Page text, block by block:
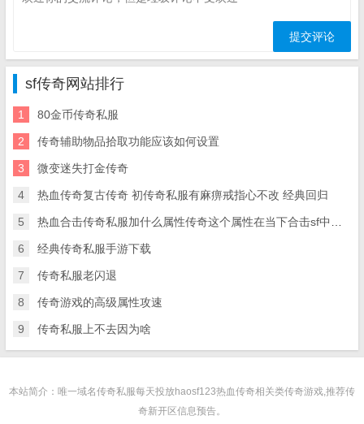
sf传奇网站排行
1 80金币传奇私服
2 传奇辅助物品拾取功能应该如何设置
3 微变迷失打金传奇
4 热血传奇复古传奇 初传奇私服有麻痹戒指心不改 经典回归
5 热血合击传奇私服加什么属性传奇这个属性在当下合击sf中大放光彩
6 经典传奇私服手游下载
7 传奇私服老闪退
8 传奇游戏的高级属性攻速
9 传奇私服上不去因为啥
本站简介：唯一域名传奇私服每天投放haosf123热血传奇相关类传奇游戏,推荐传
奇新开区信息预告。